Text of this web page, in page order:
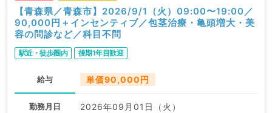
【青森県／青森市】2026/9/1（火）09:00〜19:00／
90,000円＋インセンティブ／包茎治療・亀頭増大・美
容の問診など／科目不問
駅近・徒歩圏内 後期1年目歓迎
給与 単価90,000円
勤務月日 2026年09月01日（火）